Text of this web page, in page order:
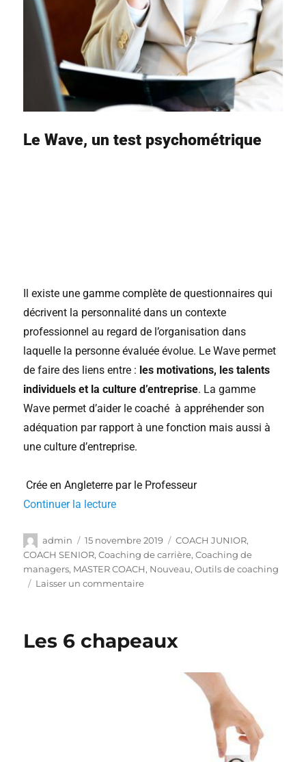
Le Wave, un test psychométrique
Il existe une gamme complète de questionnaires qui
décrivent la personnalité dans un contexte
professionnel au regard de l’organisation dans
laquelle la personne évaluée évolue. Le Wave permet
de faire des liens entre : les motivations, les talents
individuels et la culture d’entreprise. La gamme
Wave permet d’aider le coaché à appréhender son
adéquation par rapport à une fonction mais aussi à
une culture d’entreprise.
Crée en Angleterre par le Professeur
Continuer la lecture
admin 15 novembre 2019 COACH JUNIOR,
COACH SENIOR,Coaching de carrière,Coaching de
managers, MASTER COACH, Nouveau,Outils de coaching
Laisser un commentaire
Les 6 chapeaux